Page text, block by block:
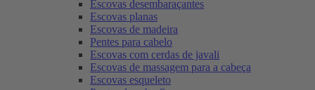
Escovas desembaraçantes
Escovas planas
Escovas de madeira
Pentes para cabelo
Escovas com cerdas de javali
Escovas de massagem para a cabeça
Escovas esqueleto